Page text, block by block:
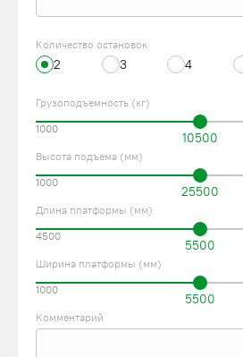
Количество остановок
2 3 4
Грузоподъемность (кг)
10500
1000
Высота подъема (мм)
25500
1000
Длина платформы (мм)
5500
4500
Ширина платформы (мм)
5500
1000
Комментарий